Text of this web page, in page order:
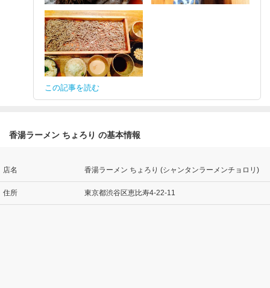
この記事を読む
香湯ラーメン ちょろり の基本情報
店名 香湯ラーメン ちょろり (シャンタンラーメンチョロリ)
住所 東京都渋谷区恵比寿4-22-11